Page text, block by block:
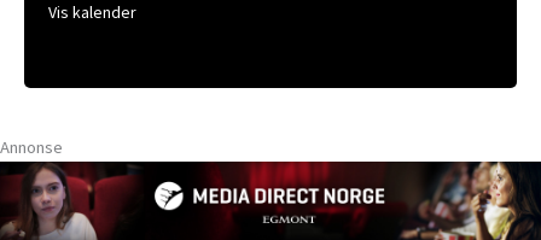
Vis kalender
Annonse